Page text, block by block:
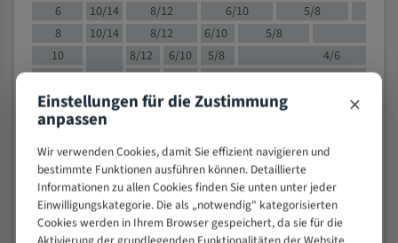
6
10/14 8/12 6/10
5/8
8
10/14 8/12 6/10 5/8
10
8/12 6/10 5/8
4/6
12
8/12 6/10
4/6
15
8/12 6/10
4/5
20
30
4/5
50
80
> 100
Einstellungen für die Zustimmung
anpassen ×
Wir verwenden Cookies, damit Sie effizient navigieren und
bestimmte Funktionen ausführen können. Detaillierte
Informationen zu allen Cookies finden Sie unten unter jeder
Einwilligungskategorie. Die als „notwendig" kategorisierten
Cookies werden in Ihrem Browser gespeichert, da sie für die